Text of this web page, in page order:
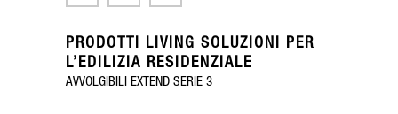
PRODOTTI LIVING SOLUZIONI PER
L’EDILIZIA RESIDENZIALE
AVVOLGIBILI EXTEND SERIE 3